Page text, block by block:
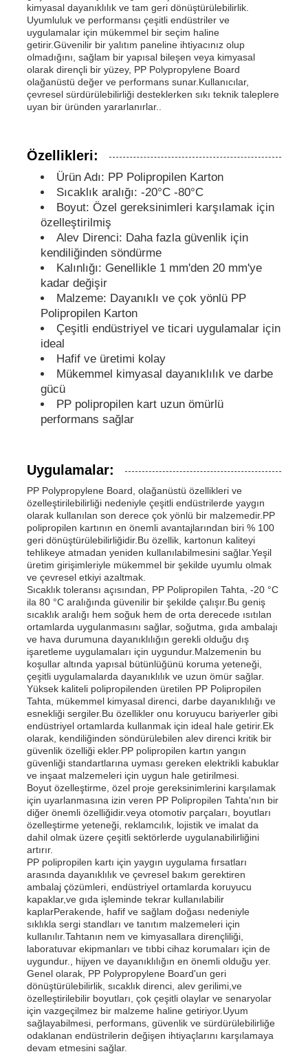
PP Reklam Kurulu
Plastik PP Levha
PP boş inşaat tahtası
PP duvar levhası
polipropilen levha
PP borular
Polypropilen boru armatürleri
kimyasal dayanıklılık ve tam geri dönüştürülebilirlik.
Uyumluluk ve performansı çeşitli endüstriler ve
uygulamalar için mükemmel bir seçim haline
getirir.Güvenilir bir yalıtım paneline ihtiyacınız olup
olmadığını, sağlam bir yapısal bileşen veya kimyasal
olarak dirençli bir yüzey, PP Polypropylene Board
olağanüstü değer ve performans sunar.Kullanıcılar,
çevresel sürdürülebilirliği desteklerken sıkı teknik taleplere
uyan bir üründen yararlanırlar..
Özellikleri:
Ürün Adı: PP Polipropilen Karton
Sıcaklık aralığı: -20°C -80°C
Boyut: Özel gereksinimleri karşılamak için
özelleştirilmiş
Alev Direnci: Daha fazla güvenlik için
kendiliğinden söndürme
Kalınlığı: Genellikle 1 mm'den 20 mm'ye
kadar değişir
Malzeme: Dayanıklı ve çok yönlü PP
Polipropilen Karton
Çeşitli endüstriyel ve ticari uygulamalar için
ideal
Hafif ve üretimi kolay
Mükemmel kimyasal dayanıklılık ve darbe
gücü
PP polipropilen kart uzun ömürlü
performans sağlar
Uygulamalar:
PP Polypropylene Board, olağanüstü özellikleri ve
özelleştirilebilirliği nedeniyle çeşitli endüstrilerde yaygın
olarak kullanılan son derece çok yönlü bir malzemedir.PP
polipropilen kartının en önemli avantajlarından biri % 100
geri dönüştürülebilirliğidir.Bu özellik, kartonun kaliteyi
tehlikeye atmadan yeniden kullanılabilmesini sağlar.Yeşil
üretim girişimleriyle mükemmel bir şekilde uyumlu olmak
ve çevresel etkiyi azaltmak.
Sıcaklık toleransı açısından, PP Polipropilen Tahta, -20 °C
ila 80 °C aralığında güvenilir bir şekilde çalışır.Bu geniş
sıcaklık aralığı hem soğuk hem de orta derecede ısıtılan
ortamlarda uygulanmasını sağlar, soğutma, gıda ambalajı
ve hava durumuna dayanıklılığın gerekli olduğu dış
işaretleme uygulamaları için uygundur.Malzemenin bu
koşullar altında yapısal bütünlüğünü koruma yeteneği,
çeşitli uygulamalarda dayanıklılık ve uzun ömür sağlar.
Yüksek kaliteli polipropilenden üretilen PP Polipropilen
Tahta, mükemmel kimyasal direnci, darbe dayanıklılığı ve
esnekliği sergiler.Bu özellikler onu koruyucu bariyerler gibi
endüstriyel ortamlarda kullanmak için ideal hale getirir.Ek
olarak, kendiliğinden söndürülebilen alev direnci kritik bir
güvenlik özelliği ekler.PP polipropilen kartın yangın
güvenliği standartlarına uyması gereken elektrikli kabuklar
ve inşaat malzemeleri için uygun hale getirilmesi.
Boyut özelleştirme, özel proje gereksinimlerini karşılamak
için uyarlanmasına izin veren PP Polipropilen Tahta'nın bir
diğer önemli özelliğidir.veya otomotiv parçaları, boyutları
özelleştirme yeteneği, reklamcılık, lojistik ve imalat da
dahil olmak üzere çeşitli sektörlerde uygulanabilirliğini
artırır.
PP polipropilen kartı için yaygın uygulama fırsatları
arasında dayanıklılık ve çevresel bakım gerektiren
ambalaj çözümleri, endüstriyel ortamlarda koruyucu
kapaklar,ve gıda işleminde tekrar kullanılabilir
kaplarPerakende, hafif ve sağlam doğası nedeniyle
sıklıkla sergi standları ve tanıtım malzemeleri için
kullanılır.Tahtanın nem ve kimyasallara dirençliliği,
laboratuvar ekipmanları ve tıbbi cihaz korumaları için de
uygundur., hijyen ve dayanıklılığın en önemli olduğu yer.
Genel olarak, PP Polypropylene Board'un geri
dönüştürülebilirlik, sıcaklık direnci, alev gerilimi,ve
özelleştirilebilir boyutları, çok çeşitli olaylar ve senaryolar
için vazgeçilmez bir malzeme haline getiriyor.Uyum
sağlayabilmesi, performans, güvenlik ve sürdürülebilirliğe
odaklanan endüstrilerin değişen ihtiyaçlarını karşılamaya
devam etmesini sağlar.